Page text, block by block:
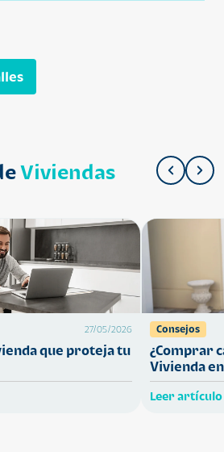
Viviendas
27/05/2026
que proteja tu
Consejos
¿Comprar
Vivienda
Leer